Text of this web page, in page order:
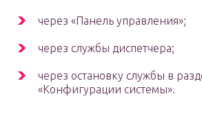
через «Панель управления»;
через службы диспетчера;
через остановку службы в
«Конфигурации системы».